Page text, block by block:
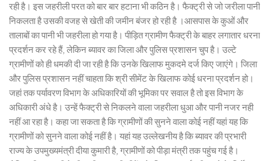
रही है। इस जहरीली परत को बार बार हटाना भी कठिन है। फैक्ट्री से जो जरीला पानी
निकलता है उसकी वजह से खेती की जमीन बंजर हो रही है ।आसपास के कुओं और
तालाबों का पानी भी जहरीला हो गया है। पीड़ित ग्रामीण फैक्ट्री के बाहर लगातार धरना
प्रदर्शन कर रहे हैं, लेकिन ब्यावर का जिला और पुलिस प्रशासन चुप है। उल्टे
ग्रामीणों को ही धमकी दी जा रही है कि उनके खिलाफ मुकदमे दर्ज किए जाएंगे। जिला
और पुलिस प्रशासन नहीं चाहता कि श्री सीमेंट के खिलाफ कोई धरना प्रदर्शन हो।
जहां तक पर्यावरण विभाग के अधिकारियों की भूमिका पर सवाल है तो इस विभाग के
अधिकारी अंधे है। उन्हें फैक्ट्री से निकलने वाला जहरीला धुआ और पानी नजर नही
नहीं आ रहा है। कहा जा सकता है कि ग्रामीणों की सुनने वाला कोई नहीं यहां यह कि
ग्रामीणों को सुनने वाला कोई नहीं है। यहां यह उल्लेखनीय है कि ब्यावर की प्रभारी
राज्य के उपमुख्यमंत्री दीया कुमारी है, ग्रामीणों को पीड़ा मंत्री तक पहुंच गई है।